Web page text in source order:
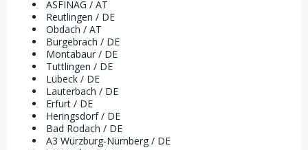
ASFINAG / AT
Reutlingen / DE
Obdach / AT
Burgebrach / DE
Montabaur / DE
Tuttlingen / DE
Lübeck / DE
Lauterbach / DE
Erfurt / DE
Heringsdorf / DE
Bad Rodach / DE
A3 Würzburg-Nürnberg / DE